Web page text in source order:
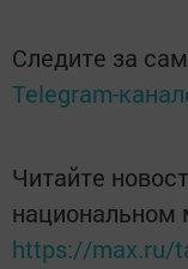
Следите за
Telegram-
Читайте
https://max.ru/